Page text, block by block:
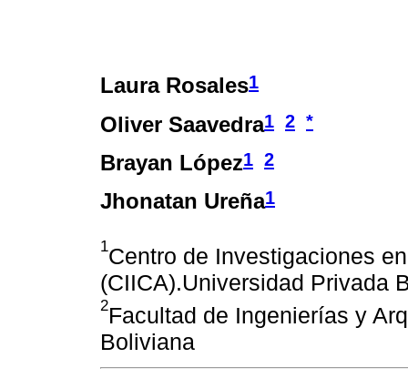
Laura Rosales1
Oliver Saavedra1 2 *
Brayan López1 2
Jhonatan Ureña1
1Centro de Investigaciones
(CIICA).Universidad Privada
2Facultad de Ingenierías y
Boliviana